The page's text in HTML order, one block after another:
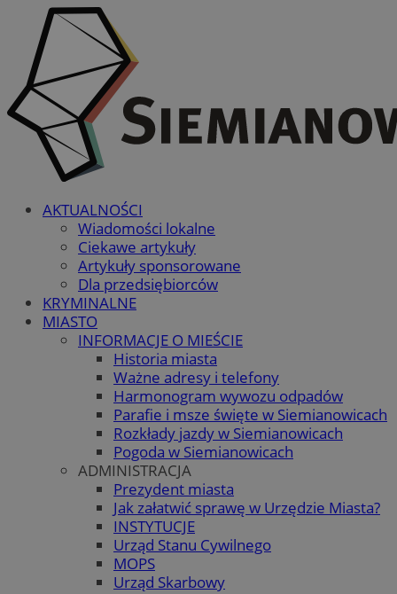
AKTUALNOŚCI
Wiadomości lokalne
Ciekawe artykuły
Artykuły sponsorowane
Dla przedsiębiorców
KRYMINALNE
MIASTO
INFORMACJE O MIEŚCIE
Historia miasta
Ważne adresy i telefony
Harmonogram wywozu odpadów
Parafie i msze święte w Siemianowicach
Rozkłady jazdy w Siemianowicach
Pogoda w Siemianowicach
ADMINISTRACJA
Prezydent miasta
Jak załatwić sprawę w Urzędzie Miasta?
INSTYTUCJE
Urząd Stanu Cywilnego
MOPS
Urząd Skarbowy